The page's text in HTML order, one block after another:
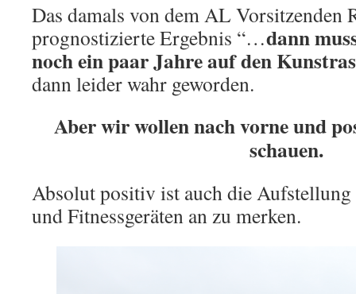
Das damals von dem AL Vorsitzenden
prognostizierte Ergebnis “…dann
noch ein paar Jahre auf den
dann leider wahr geworden.
Aber wir wollen nach vorne und
schauen.
Absolut positiv ist auch die
und Fitnessgeräten an zu merken.